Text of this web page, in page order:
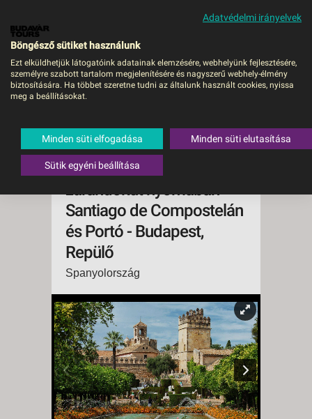
MENÜ
ÉSZAK-
BASZKFÖLDÖN ÁT
PORTUGÁLIÁBA - El
Camino és Szent Jakab
zarándokút nyomában
Santiago de Compostelán
és Portó - Budapest,
Repülő
Spanyolország
Adatvédelmi irányelvek
Böngésző sütiket használunk
Ezt elküldhetjük látogatóink adatainak elemzésére, webhelyünk fejlesztésére,
személyre szabott tartalom megjelenítésére és nagyszerű webhely-élmény
biztosítására. Ha többet szeretne tudni az általunk használt cookies, nyissa
meg a beállításokat.
Minden süti elfogadása Minden süti elutasítása
Sütik egyéni beállítása